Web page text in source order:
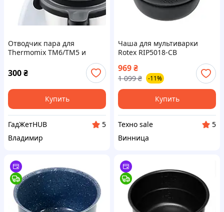
Отводчик пара для
Thermomix TM6/TM5 и
(отводчик пара + щетка)
300₴
Купить
ГадЖетHUB
5
Владимир
Чаша для мультиварки
Rotex RIP5018-CB
969₴
1 099 ₴ -11%
Купить
Teхно sale
5
Винница